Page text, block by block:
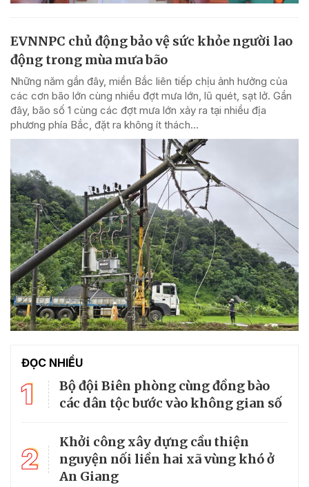
EVNNPC chủ động bảo vệ sức khỏe người lao
động trong mùa mưa bão
Những năm gần đây, miền Bắc liên tiếp chịu ảnh hưởng của
các cơn bão lớn cùng nhiều đợt mưa lớn, lũ quét, sạt lở. Gần
đây, bão số 1 cùng các đợt mưa lớn xảy ra tại nhiều địa
phương phía Bắc, đặt ra không ít thách...
ĐỌC NHIỀU
1
Bộ đội Biên phòng cùng đồng bào
các dân tộc bước vào không gian số
2
Khởi công xây dựng cầu thiện
nguyện nối liền hai xã vùng khó ở
An Giang